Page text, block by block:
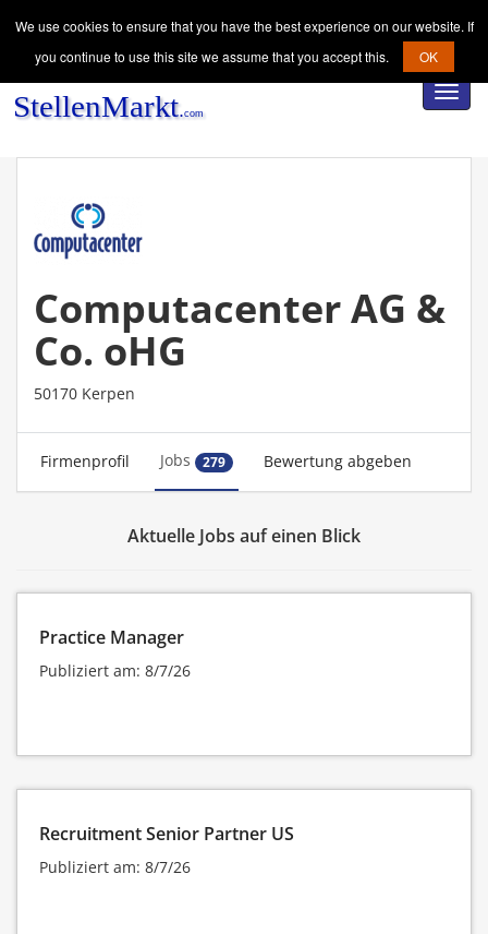
Computacenter AG &
Co. oHG
50170 Kerpen
Firmenprofil Jobs 279 Bewertung abgeben
Aktuelle Jobs auf einen Blick
Practice Manager
Publiziert am: 8/7/26
Recruitment Senior Partner US
Publiziert am: 8/7/26
We use cookies to ensure that you have the best experience on our website. If
you continue to use this site we assume that you accept this.
OK